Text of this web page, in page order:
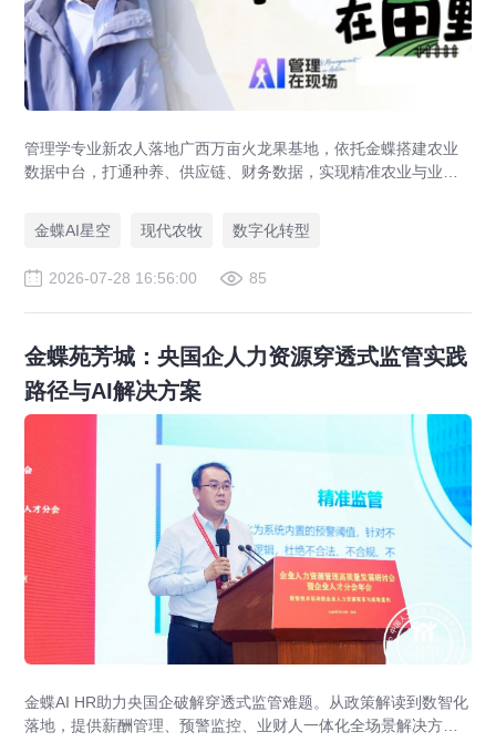
管理学专业新农人落地广西万亩火龙果基地，依托金蝶搭建农业
数据中台，打通种养、供应链、财务数据，实现精准农业与业财
金蝶AI星空
现代农牧 数字化转型
2026-07-28 16:56:00 85
金蝶苑芳城：央国企人力资源穿透式监管实践
路径与AI解决方案
金蝶AI HR助力央国企破解穿透式监管难题。从政策解读到数智化
落地，提供薪酬管理、预警监控、业财人一体化全场景解决方